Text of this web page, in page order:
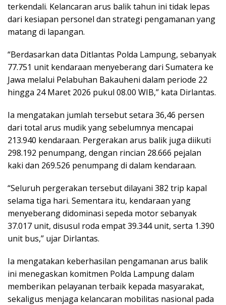
terkendali. Kelancaran arus balik tahun ini tidak lepas
dari kesiapan personel dan strategi pengamanan yang
matang di lapangan.
“Berdasarkan data Ditlantas Polda Lampung, sebanyak
77.751 unit kendaraan menyeberang dari Sumatera ke
Jawa melalui Pelabuhan Bakauheni dalam periode 22
hingga 24 Maret 2026 pukul 08.00 WIB,” kata Dirlantas.
Ia mengatakan jumlah tersebut setara 36,46 persen
dari total arus mudik yang sebelumnya mencapai
213.940 kendaraan. Pergerakan arus balik juga diikuti
298.192 penumpang, dengan rincian 28.666 pejalan
kaki dan 269.526 penumpang di dalam kendaraan.
“Seluruh pergerakan tersebut dilayani 382 trip kapal
selama tiga hari. Sementara itu, kendaraan yang
menyeberang didominasi sepeda motor sebanyak
37.017 unit, disusul roda empat 39.344 unit, serta 1.390
unit bus,” ujar Dirlantas.
Ia mengatakan keberhasilan pengamanan arus balik
ini menegaskan komitmen Polda Lampung dalam
memberikan pelayanan terbaik kepada masyarakat,
sekaligus menjaga kelancaran mobilitas nasional pada